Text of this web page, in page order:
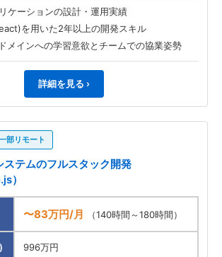
ケーションの設計・運用実績
を用いた2年以上の開発スキル
メインへの学習意欲とチームでの協業姿勢
詳細を見る ›
部リモート
テムのフルスタック開発
）
〜83万円/月 （140時間～180時間）
996万円